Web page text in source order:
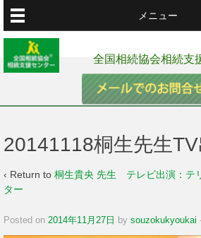
メニュー
全国相続協会相続支
20141118桐生先生
‹ Return to 桐生貴央 先生 テレビ出演：テ
ター
Posted on 2014年11月27日 by souzokukyoukai